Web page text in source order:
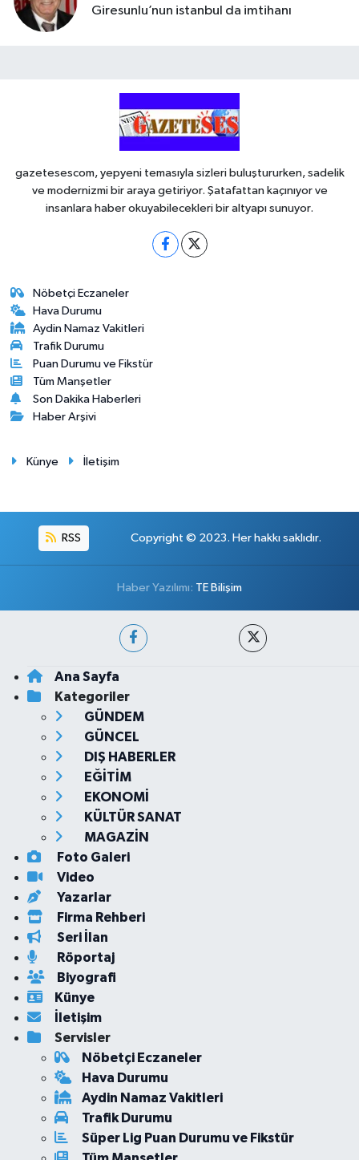
Giresunlu’nun istanbul da imtihanı
gazetesescom, yepyeni temasıyla sizleri buluştururken, sadelik
ve modernizmi bir araya getiriyor. Şatafattan kaçınıyor ve
insanlara haber okuyabilecekleri bir altyapı sunuyor.
Nöbetçi Eczaneler
Hava Durumu
Aydin Namaz Vakitleri
Trafik Durumu
Puan Durumu ve Fikstür
Tüm Manşetler
Son Dakika Haberleri
Haber Arşivi
Künye İletişim
RSS Copyright © 2023. Her hakkı saklıdır.
Haber Yazılımı: TE Bilişim
Ana Sayfa
Kategoriler
GÜNDEM
GÜNCEL
DIŞ HABERLER
EĞİTİM
EKONOMİ
KÜLTÜR SANAT
MAGAZİN
Foto Galeri
Video
Yazarlar
Firma Rehberi
Seri İlan
Röportaj
Biyografi
Künye
İletişim
Servisler
Nöbetçi Eczaneler
Hava Durumu
Aydin Namaz Vakitleri
Trafik Durumu
Süper Lig Puan Durumu ve Fikstür